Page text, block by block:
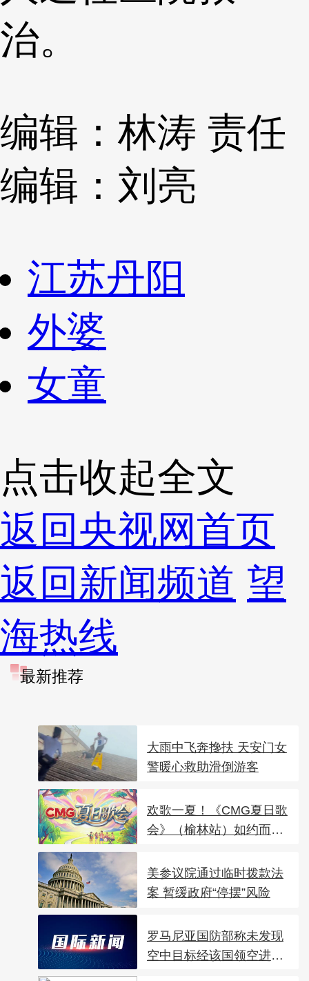
治。
编辑：林涛 责任
编辑：刘亮
江苏丹阳
外婆
女童
点击收起全文
返回央视网首页
返回新闻频道 望
海热线
最新推荐
大雨中飞奔搀扶 天安门女
警暖心救助滑倒游客
欢歌一夏！《CMG夏日歌
会》（榆林站）如约而
美参议院通过临时拨款法
案 暂缓政府“停摆”风险
罗马尼亚国防部称未发现
空中目标经该国领空进